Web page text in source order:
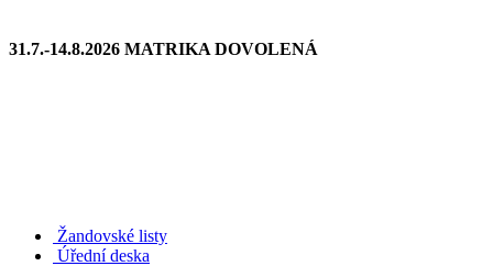
31.7.-14.8.2026 MATRIKA DOVOLENÁ
Žandovské listy
Úřední deska